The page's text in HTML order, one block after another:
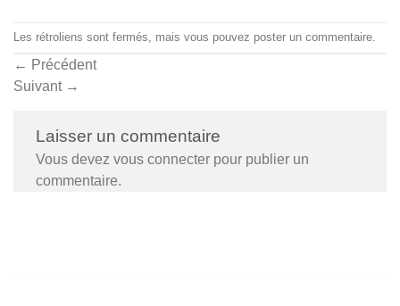
Les rétroliens sont fermés, mais vous pouvez poster un commentaire.
← Précédent
Suivant →
Laisser un commentaire
Vous devez vous connecter pour publier un
commentaire.